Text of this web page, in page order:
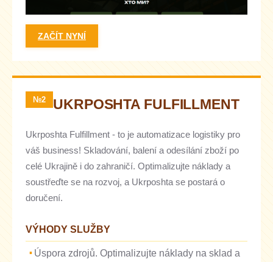
ZAČÍT NYNÍ
№2 UKRPOSHTA FULFILLMENT
Ukrposhta Fulfillment - to je automatizace logistiky pro
váš business! Skladování, balení a odesílání zboží po
celé Ukrajině i do zahraničí. Optimalizujte náklady a
soustřeďte se na rozvoj, a Ukrposhta se postará o
doručení.
VÝHODY SLUŽBY
Úspora zdrojů. Optimalizujte náklady na sklad a